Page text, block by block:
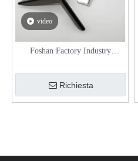
video
Foshan Factory Industry
Richiesta